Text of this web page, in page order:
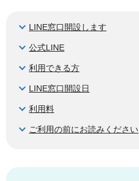
LINE窓口開設します
公式LINE
利用できる方
LINE窓口開設日
利用料
ご利用の前にお読みください